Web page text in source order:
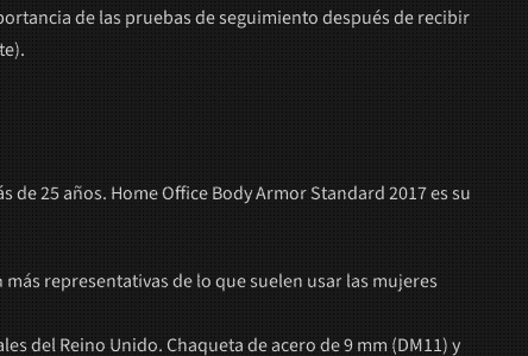
de las pruebas de seguimiento después de recibir
25 años. Home Office Body Armor Standard 2017 es su
representativas de lo que suelen usar las mujeres
del Reino Unido. Chaqueta de acero de 9 mm (DM11) y